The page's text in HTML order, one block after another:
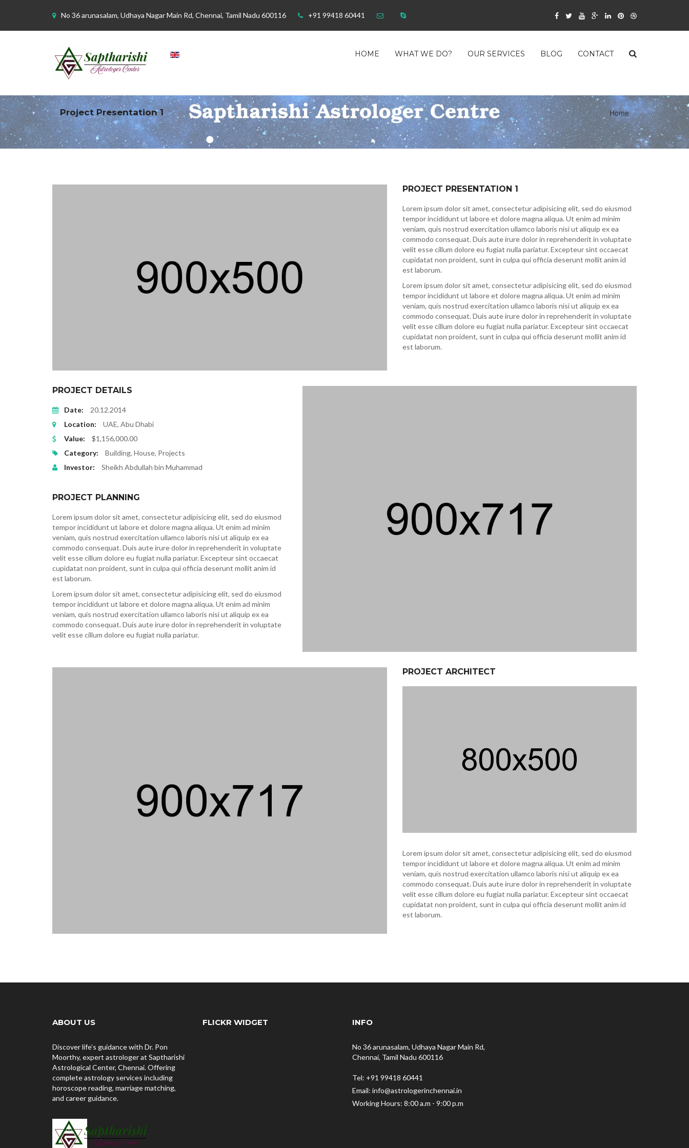
No 36 arunasalam, Udhaya Nagar Main Rd, Chennai, Tamil Nadu 600116 +91 99418 60441
HOME WHAT WE DO? OUR SERVICES BLOG CONTACT
Project Presentation 1 Home
PROJECT PRESENTATION 1
Lorem ipsum dolor sit amet, consectetur adipisicing elit, sed do eiusmod
tempor incididunt ut labore et dolore magna aliqua. Ut enim ad minim
veniam, quis nostrud exercitation ullamco laboris nisi ut aliquip ex ea
commodo consequat. Duis aute irure dolor in reprehenderit in voluptate
velit esse cillum dolore eu fugiat nulla pariatur. Excepteur sint occaecat
cupidatat non proident, sunt in culpa qui officia deserunt mollit anim id
est laborum.
Lorem ipsum dolor sit amet, consectetur adipisicing elit, sed do eiusmod
tempor incididunt ut labore et dolore magna aliqua. Ut enim ad minim
veniam, quis nostrud exercitation ullamco laboris nisi ut aliquip ex ea
commodo consequat. Duis aute irure dolor in reprehenderit in voluptate
velit esse cillum dolore eu fugiat nulla pariatur. Excepteur sint occaecat
cupidatat non proident, sunt in culpa qui officia deserunt mollit anim id
est laborum.
PROJECT DETAILS
Date:
20.12.2014
Location:
UAE, Abu Dhabi
Value:
$1,156,000.00
Category:
Building, House, Projects
Investor:
Sheikh Abdullah bin Muhammad
PROJECT PLANNING
Lorem ipsum dolor sit amet, consectetur adipisicing elit, sed do eiusmod
tempor incididunt ut labore et dolore magna aliqua. Ut enim ad minim
veniam, quis nostrud exercitation ullamco laboris nisi ut aliquip ex ea
commodo consequat. Duis aute irure dolor in reprehenderit in voluptate
velit esse cillum dolore eu fugiat nulla pariatur. Excepteur sint occaecat
cupidatat non proident, sunt in culpa qui officia deserunt mollit anim id
est laborum.
Lorem ipsum dolor sit amet, consectetur adipisicing elit, sed do eiusmod
tempor incididunt ut labore et dolore magna aliqua. Ut enim ad minim
veniam, quis nostrud exercitation ullamco laboris nisi ut aliquip ex ea
commodo consequat. Duis aute irure dolor in reprehenderit in voluptate
velit esse cillum dolore eu fugiat nulla pariatur.
PROJECT ARCHITECT
Lorem ipsum dolor sit amet, consectetur adipisicing elit, sed do eiusmod
tempor incididunt ut labore et dolore magna aliqua. Ut enim ad minim
veniam, quis nostrud exercitation ullamco laboris nisi ut aliquip ex ea
commodo consequat. Duis aute irure dolor in reprehenderit in voluptate
velit esse cillum dolore eu fugiat nulla pariatur. Excepteur sint occaecat
cupidatat non proident, sunt in culpa qui officia deserunt mollit anim id
est laborum.
ABOUT US
Discover life’s guidance with Dr. Pon
Moorthy, expert astrologer at Saptharishi
Astrological Center, Chennai. Offering
complete astrology services including
horoscope reading, marriage matching,
and career guidance.
FLICKR WIDGET INFO
No 36 arunasalam, Udhaya Nagar Main Rd,
Chennai, Tamil Nadu 600116
Tel: +91 99418 60441
Email: info@astrologerinchennai.in
Working Hours: 8:00 a.m - 9:00 p.m